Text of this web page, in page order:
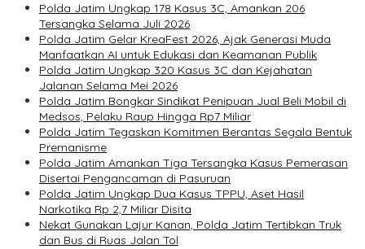
Polda Jatim Ungkap 178 Kasus 3C, Amankan 206
Tersangka Selama Juli 2026
Polda Jatim Gelar KreaFest 2026, Ajak Generasi Muda
Manfaatkan AI untuk Edukasi dan Keamanan Publik
Polda Jatim Ungkap 320 Kasus 3C dan Kejahatan
Jalanan Selama Mei 2026
Polda Jatim Bongkar Sindikat Penipuan Jual Beli Mobil di
Medsos, Pelaku Raup Hingga Rp7 Miliar
Polda Jatim Tegaskan Komitmen Berantas Segala Bentuk
Premanisme
Polda Jatim Amankan Tiga Tersangka Kasus Pemerasan
Disertai Pengancaman di Pasuruan
Polda Jatim Ungkap Dua Kasus TPPU, Aset Hasil
Narkotika Rp 2,7 Miliar Disita
Nekat Gunakan Lajur Kanan, Polda Jatim Tertibkan Truk
dan Bus di Ruas Jalan Tol